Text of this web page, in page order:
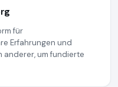
für
Erfahrungen und
anderer, um fundierte